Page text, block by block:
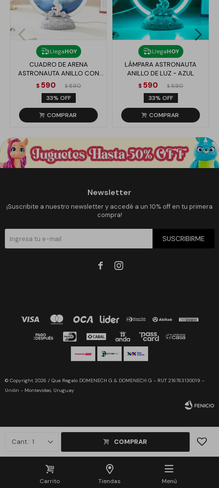
Carrito Tiendas Menú
1 COMPRAR
LlegaHOY
CUADRO DE ARENA
ASTRONAUTA ANILLO CON
LUZ - AZUL
$ 590 $ 890
33
LlegaHOY
LÁMPARA ASTRONAUTA
ANILLO DE LUZ - AZUL
$ 590 $ 890
33
Newsletter
¡Suscribite a nuestro newsletter y accedé a un 10% off en tu primera
compra!
SUSCRIBIRME
 
© Copyright 2026 / Que Regalo DOMENECH G & DOMENECH G - RUT 216763130019 -
Unión - Montevideo, Uruguay